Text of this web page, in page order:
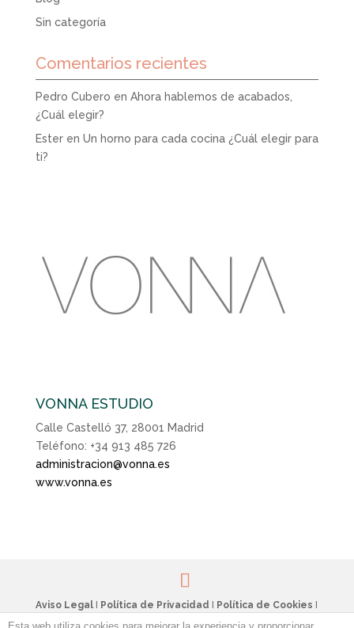
Sin categoría
Comentarios recientes
Pedro Cubero en Ahora hablemos de acabados,
¿Cuál elegir?
Esteren Un horno para cada cocina ¿Cuál elegir para
ti?
VONNA ESTUDIO
Calle Castelló 37, 28001 Madrid
Teléfono: +34 913 485 726
administracion@vonna.es
www.vonna.es
Aviso Legal I Política de Privacidad I Política de Cookies I
Sobre las CookiesI © 2020 Vonna Estudio I Desarrollado por